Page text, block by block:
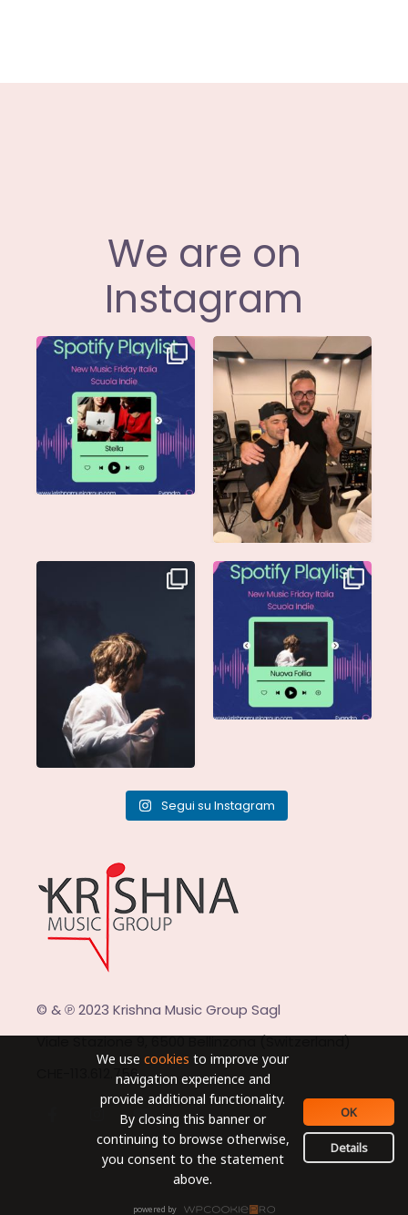
We use cookies to improve your
navigation experience and
provide additional functionality.
By closing this banner or
continuing to browse otherwise,
you consent to the statement
above.
OK
Details
powered by WPCookiePro
We are on
Instagram
Stella di
@musicadievandro è
disponibile su tutte
Siamo entusiasti di
annunciare che
@moseofficial
Singolo: Nuova Follia
Nuova Follia è finalmente
vostra e sta già
Segui su Instagram
© & ℗ 2023 Krishna Music Group Sagl
Viale Stazione 9, 6500 Bellinzona (Switzerland)
CHE-113.612.756